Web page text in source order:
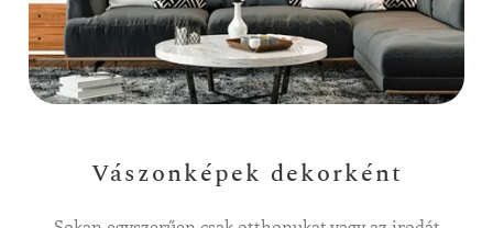
Vászonképek dekorként